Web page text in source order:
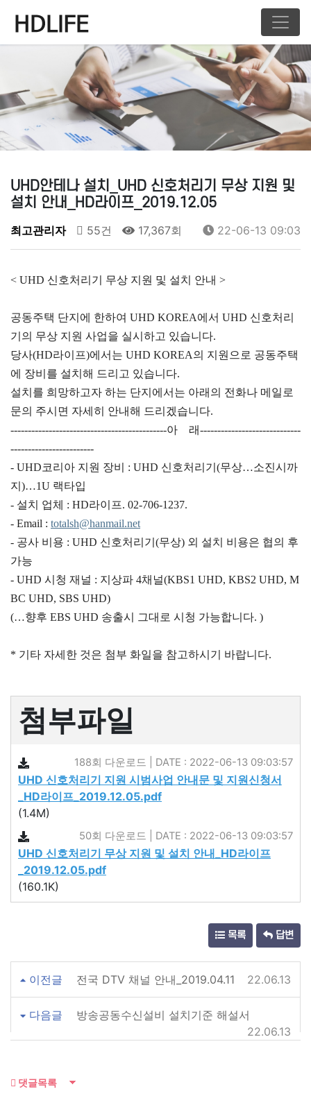
UHD안테나 설치_UHD 신호처리기 무상 지원 및
설치 안내_HD라이프_2019.12.05
최고관리자 55건 17,367회 22-06-13 09:03
< UHD 신호처리기 무상 지원 및 설치 안내 >
공동주택 단지에 한하여 UHD KOREA에서 UHD 신호처리
기의 무상 지원 사업을 실시하고 있습니다.
당사(HD라이프)에서는 UHD KOREA의 지원으로 공동주택
에 장비를 설치해 드리고 있습니다.
설치를 희망하고자 하는 단지에서는 아래의 전화나 메일로
문의 주시면 자세히 안내해 드리겠습니다.
---------------------------------------------아 래-----------------------------
------------------------
- UHD코리아 지원 장비 : UHD 신호처리기(무상…소진시까
지)…1U 랙타입
- 설치 업체 : HD라이프. 02-706-1237.
- Email : totalsh@hanmail.net
- 공사 비용 : UHD 신호처리기(무상) 외 설치 비용은 협의 후
가능
- UHD 시청 재널 : 지상파 4채널(KBS1 UHD, KBS2 UHD, M
BC UHD, SBS UHD)
(…향후 EBS UHD 송출시 그대로 시청 가능합니다. )
* 기타 자세한 것은 첨부 화일을 참고하시기 바랍니다.
첨부파일
UHD 신호처리기 지원 시범사업 안내문 및 지원신청서
_HD라이프_2019.12.05.pdf
(1.4M)
188회 다운로드 | DATE : 2022-06-13 09:03:57
UHD 신호처리기 무상 지원 및 설치 안내_HD라이프
_2019.12.05.pdf
(160.1K)
50회 다운로드 | DATE : 2022-06-13 09:03:57
목록 답변
이전글 전국 DTV 채널 안내_2019.04.11 22.06.13
다음글
방송공동수신설비 설치기준 해설서
22.06.13
댓글목록